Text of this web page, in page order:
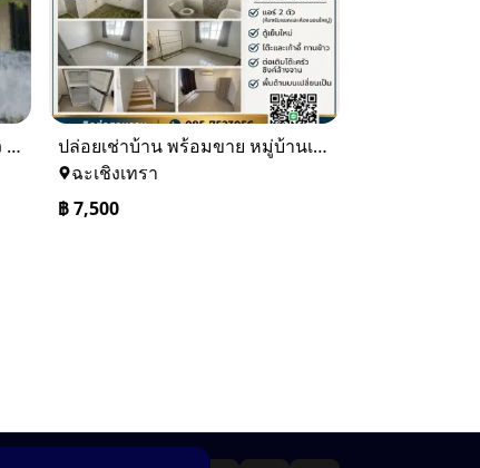
ขายบ้านเดียว 1 ชั้นพื้นที่ 102 ตรว บางละมุง ชลบุรี
ปล่อยเช่าบ้าน พร้อมขาย หมู่บ้านเจทาว ตำบลแสนภูดาษ
ฉะเชิงเทรา
฿7,500